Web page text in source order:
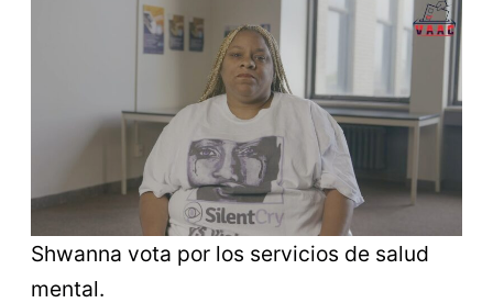
Shwanna vota por los servicios de salud
mental.